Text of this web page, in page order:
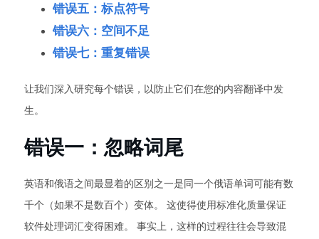
错误五：标点符号
错误六：空间不足
错误七：重复错误
让我们深入研究每个错误，以防止它们在您的内容翻译中发
生。
错误一：忽略词尾
英语和俄语之间最显着的区别之一是同一个俄语单词可能有数
千个（如果不是数百个）变体。 这使得使用标准化质量保证
软件处理词汇变得困难。 事实上，这样的过程往往会导致混